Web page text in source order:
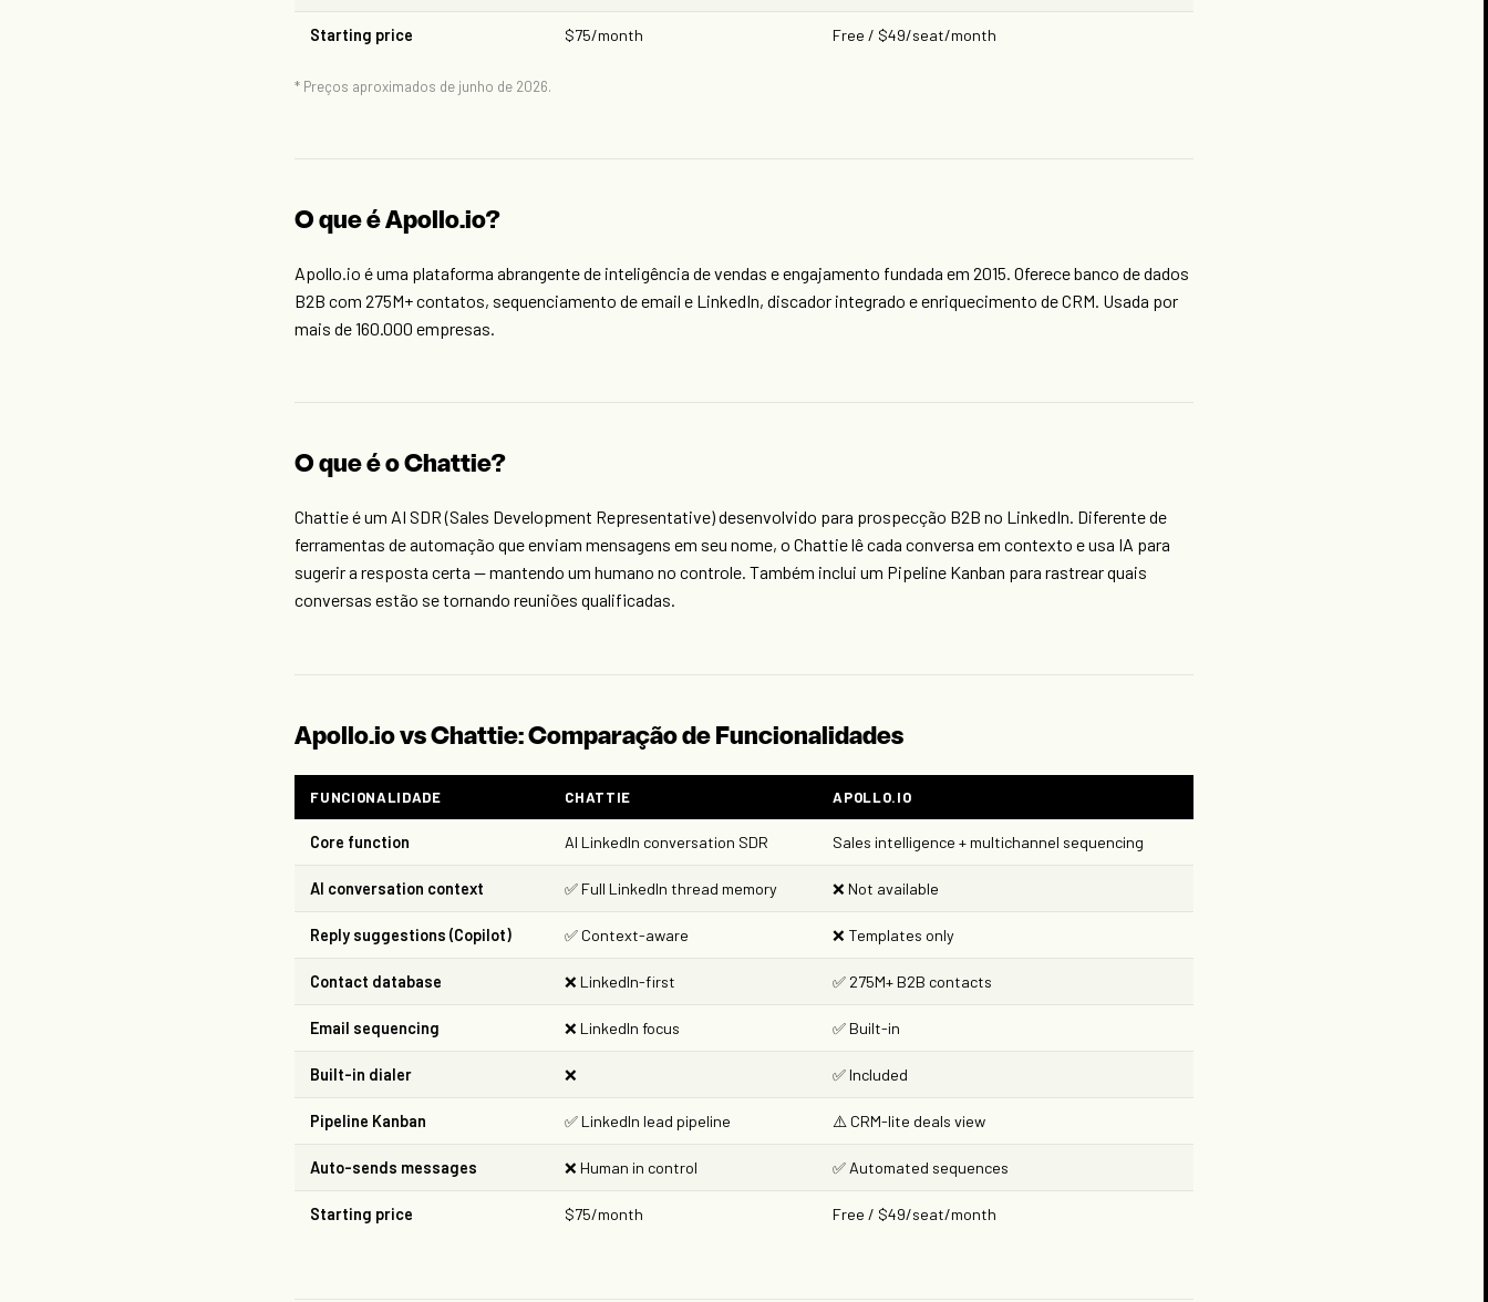
Starting price $75/month Free / $49/seat/month
* Preços aproximados de junho de 2026.
O que é Apollo.io?
Apollo.io é uma plataforma abrangente de inteligência de vendas e engajamento fundada em 2015. Oferece banco de dados
B2B com 275M+ contatos, sequenciamento de email e LinkedIn, discador integrado e enriquecimento de CRM. Usada por
mais de 160.000 empresas.
O que é o Chattie?
Chattie é um AI SDR (Sales Development Representative) desenvolvido para prospecção B2B no LinkedIn. Diferente de
ferramentas de automação que enviam mensagens em seu nome, o Chattie lê cada conversa em contexto e usa IA para
sugerir a resposta certa — mantendo um humano no controle. Também inclui um Pipeline Kanban para rastrear quais
conversas estão se tornando reuniões qualificadas.
Apollo.io vs Chattie: Comparação de Funcionalidades
FUNCIONALIDADE CHATTIE APOLLO.IO
Core function AI LinkedIn conversation SDR Sales intelligence + multichannel sequencing
AI conversation context ✅ Full LinkedIn thread memory ❌ Not available
Reply suggestions (Copilot) ✅ Context-aware ❌ Templates only
Contact database ❌ LinkedIn-first ✅ 275M+ B2B contacts
Email sequencing ❌ LinkedIn focus ✅ Built-in
Built-in dialer ❌ ✅ Included
Pipeline Kanban ✅ LinkedIn lead pipeline ⚠️ CRM-lite deals view
Auto-sends messages ❌ Human in control ✅ Automated sequences
Starting price $75/month Free / $49/seat/month